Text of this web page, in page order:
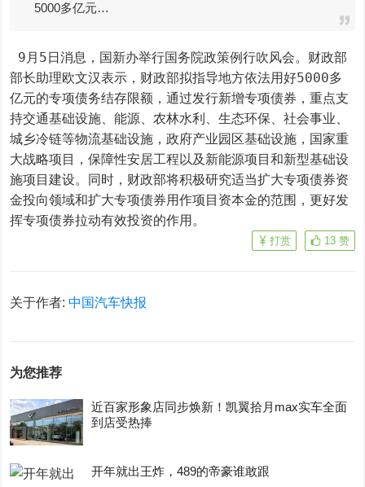
5000多亿元…
部长助理欧文汉表示，财政部拟指导地方依法用好5000多
亿元的专项债务结存限额，通过发行新增专项债券，重点支
持交通基础设施、能源、农林水利、生态环保、社会事业、
城乡冷链等物流基础设施，政府产业园区基础设施，国家重
大战略项目，保障性安居工程以及新能源项目和新型基础设
施项目建设。同时，财政部将积极研究适当扩大专项债券资
金投向领域和扩大专项债券用作项目资本金的范围，更好发
挥专项债券拉动有效投资的作用。
13 赞
打赏
关于作者:中国汽车快报
为您推荐
近百家形象店同步焕新！凯翼拾月max实车全面
到店受热捧
开年就出王炸，489的帝豪谁敢跟